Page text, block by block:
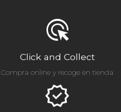
ads_click
Click and Collect
Compra online y recoge en tienda
verified